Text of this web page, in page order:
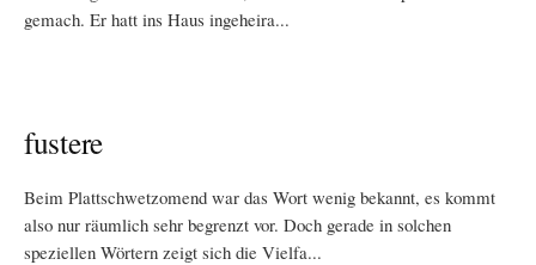
gemach. Er hatt ins Haus ingeheira...
fustere
Beim Plattschwetzomend war das Wort wenig bekannt, es kommt
also nur räumlich sehr begrenzt vor. Doch gerade in solchen
speziellen Wörtern zeigt sich die Vielfa...